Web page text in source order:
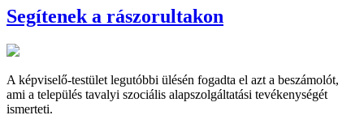
Segítenek a rászorultakon
A képviselő-testület legutóbbi ülésén fogadta el azt a beszámolót,
ami a település tavalyi szociális alapszolgáltatási tevékenységét
ismerteti.